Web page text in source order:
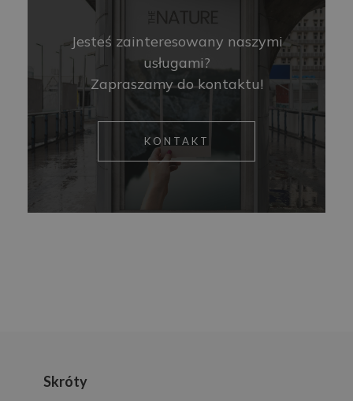
Jesteś zainteresowany naszymi
usługami?
Zapraszamy do kontaktu!
KONTAKT
Skróty